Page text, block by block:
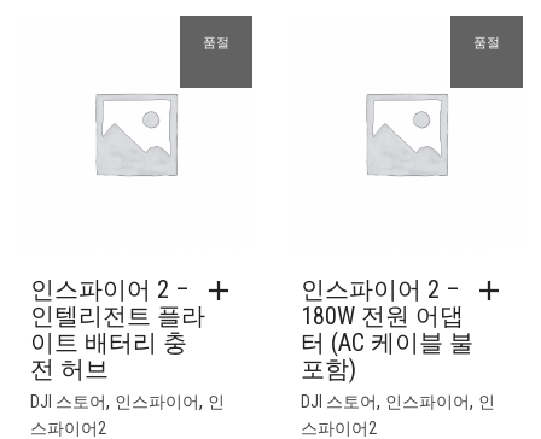
품절
인스파이어 2 –
인텔리전트 플라
이트 배터리 충
전 허브
DJI 스토어, 인스파이어, 인
스파이어2
품절
인스파이어 2 –
180W 전원 어댑
터 (AC 케이블 불
포함)
DJI 스토어, 인스파이어, 인
스파이어2